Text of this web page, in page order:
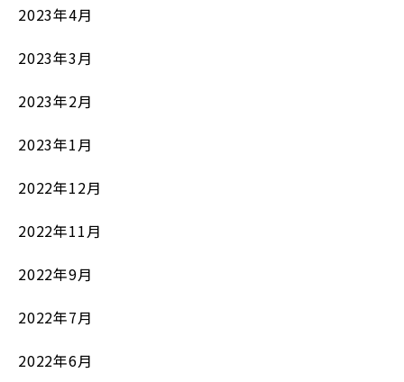
2023年4月
2023年3月
2023年2月
2023年1月
2022年12月
2022年11月
2022年9月
2022年7月
2022年6月